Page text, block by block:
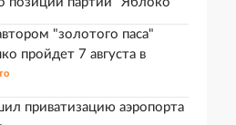
"золотого паса"
пройдет 7 августа в
приватизацию аэропорта